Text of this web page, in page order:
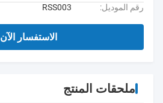
رقم الموديل:
RSS003
الاستفسار الآن
ملحقات المنتج